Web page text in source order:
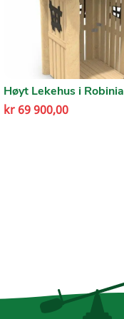
Høyt Lekehus i
kr69 900,00